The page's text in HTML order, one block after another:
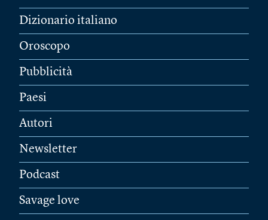
Dizionario italiano
Oroscopo
Pubblicità
Paesi
Autori
Newsletter
Podcast
Savage love